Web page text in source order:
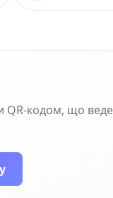
QR‑кодом, що